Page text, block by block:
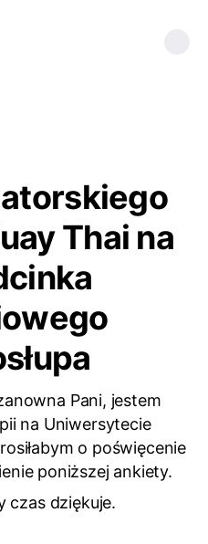
Thai na
Pani, jestem
na Uniwersytecie
o poświęcenie
poniższej ankiety.
czas dziękuje.